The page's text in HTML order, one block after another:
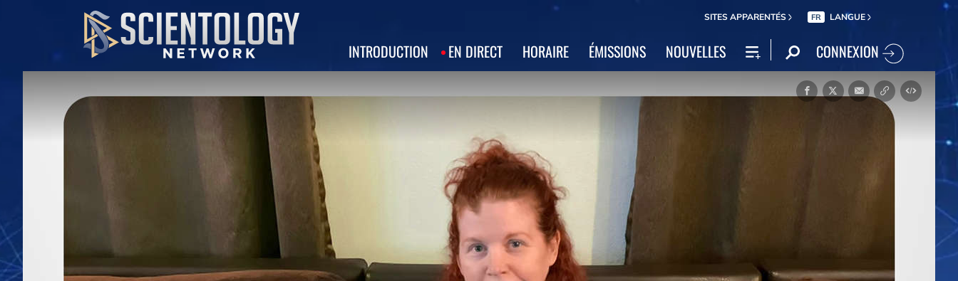
SITES APPARENTÉS FR LANGUE
INTRODUCTION EN DIRECT HORAIRE ÉMISSIONS NOUVELLES CONNEXION